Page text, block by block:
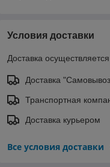
Условия доставки
Доставка
Доставка
Транспортная
Доставка курьером
Все условия доставки